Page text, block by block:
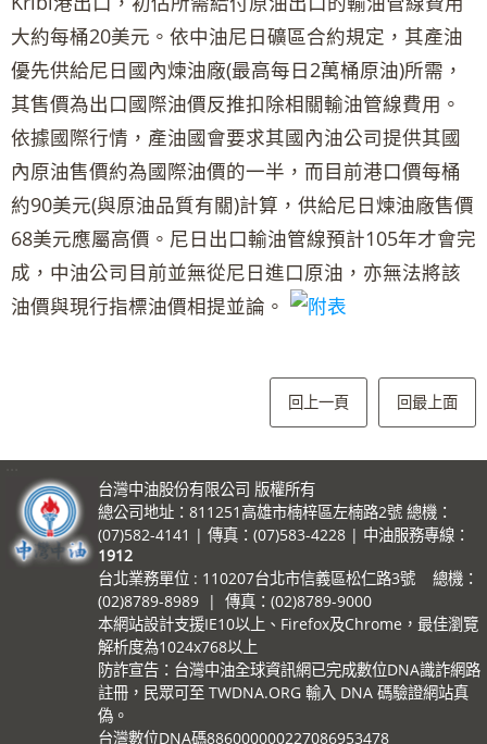
大約每桶20美元。依中油尼日礦區合約規定，其產油
優先供給尼日國內煉油廠(最高每日2萬桶原油)所需，
其售價為出口國際油價反推扣除相關輸油管線費用。
依據國際行情，產油國會要求其國內油公司提供其國
內原油售價約為國際油價的一半，而目前港口價每桶
約90美元(與原油品質有關)計算，供給尼日煉油廠售價
68美元應屬高價。尼日出口輸油管線預計105年才會完
成，中油公司目前並無從尼日進口原油，亦無法將該
油價與現行指標油價相提並論。
回上一頁 回最上面
台灣中油股份有限公司 版權所有
總公司地址：811251高雄市楠梓區左楠路2號 總機：
(07)582-4141 | 傳真：(07)583-4228 | 中油服務專線：
1912
台北業務單位 : 110207台北市信義區松仁路3號 總機：
(02)8789-8989 | 傳真：(02)8789-9000
本網站設計支援IE10以上、Firefox及Chrome，最佳瀏覽
解析度為1024x768以上
防詐宣告：台灣中油全球資訊網已完成數位DNA識詐網路
註冊，民眾可至 TWDNA.ORG 輸入 DNA 碼驗證網站真
偽。
台灣數位DNA碼886000000227086953478